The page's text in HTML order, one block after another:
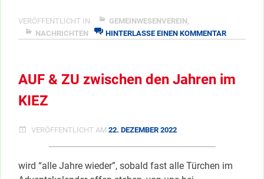
friedvolle
Feiertage
VERÖFFENTLICHT IN GEMEINWESENVEREIN,
NACHRICHTEN
HINTERLASSE EINEN KOMMENTARZU
FEIERTAGE
AUF & ZU zwischen den Jahren im
KIEZ
VERÖFFENTLICHT AM 22. DEZEMBER 2022
wird “alle Jahre wieder”, sobald fast alle Türchen im